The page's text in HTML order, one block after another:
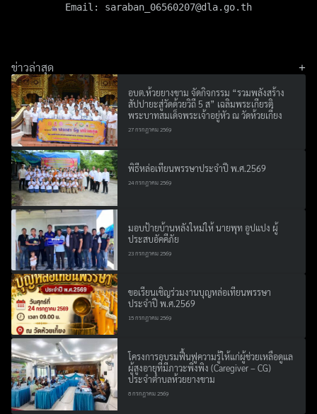
Email: saraban_06560207@dla.go.th
ข่าวล่าสุด
อบต.ห้วยยางขาม จัดกิจกรรม “รวมพลังสร้าง
สัปปายะสู่วัดด้วยวิถี 5 ส” เฉลิมพระเกียรติ
พระบาทสมเด็จพระเจ้าอยู่หัว ณ วัดห้วยเกี๋ยง
27 กรกฎาคม 2569
พิธีหล่อเทียนพรรษาประจำปี พ.ศ.2569
24 กรกฎาคม 2569
มอบป้ายบ้านหลังใหม่ให้ นายพุท อูปแปง ผู้
ประสบอัคคีภัย
23 กรกฎาคม 2569
ขอเรียนเชิญร่วมงานบุญหล่อเทียนพรรษา
ประจำปี พ.ศ.2569
15 กรกฎาคม 2569
โครงการอบรมฟื้นฟูความรู้ให้แก่ผู้ช่วยเหลือดูแล
ผู้สูงอายุที่มีภาวะพึ่งพิง (Caregiver – CG)
ประจำตำบลห้วยยางขาม
8 กรกฎาคม 2569